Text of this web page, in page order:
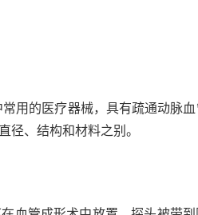
用的医疗器械，具有疏通动脉
、结构和材料之别。